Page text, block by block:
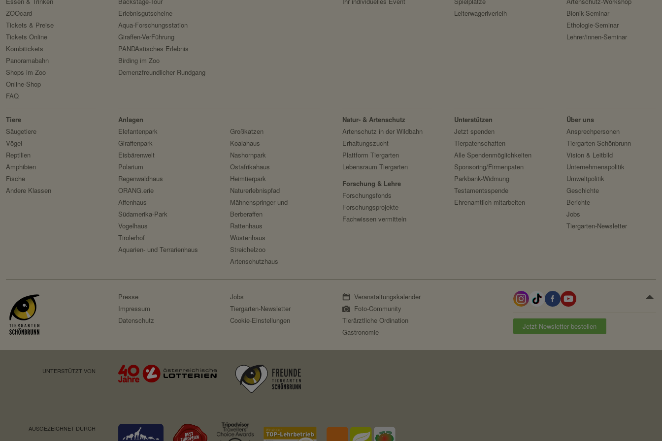
HTTP-Cookie:
Verwendungszweck:
Domain:
Speicherdauer:
Drittanbieter:
speichert Sytemnachrichten, die Benutzer angezeigt werden sollen.
Domain:
Fundraisingbox
Privacy Policy:
https://www.fundraisingbox.com/datenschutz/
Servicename:
Besitzer:
Stripe
Privacy Policy:
https://www.facebook.com/policy.php
Besitzer:
ZOOcard
Tickets & Preise
Tickets Online
Kombitickets
Panoramabahn
Shops im Zoo
Online-Shop
FAQ
Erlebnisgutscheine
Aqua-Forschungsstation
Giraffen-VerFührung
PANDAstisches Erlebnis
Birding im Zoo
Demenzfreundlicher Rundgang
Leiterwagerlverleih
Bionik-Seminar
Ethologie-Seminar
Lehrer/innen-Seminar
Tiere
Säugetiere
Vögel
Reptilien
Amphibien
Fische
Andere Klassen
Anlagen
Elefantenpark
Giraffenpark
Eisbärenwelt
Polarium
Regenwaldhaus
ORANG.erie
Affenhaus
Südamerika-Park
Vogelhaus
Tirolerhof
Aquarien- und Terrarienhaus
Großkatzen
Koalahaus
Nashornpark
Ostafrikahaus
Heimtierpark
Naturerlebnispfad
Mähnenspringer und
Berberaffen
Rattenhaus
Wüstenhaus
Streichelzoo
Artenschutzhaus
Natur- & Artenschutz
Artenschutz in der Wildbahn
Erhaltungszucht
Plattform Tiergarten
Lebensraum Tiergarten
Forschung & Lehre
Forschungsfonds
Forschungsprojekte
Fachwissen vermitteln
Unterstützen
Jetzt spenden
Tierpatenschaften
Alle Spendenmöglichkeiten
Sponsoring/Firmenpaten
Parkbank-Widmung
Testamentsspende
Ehrenamtlich mitarbeiten
Über uns
Ansprechpersonen
Tiergarten Schönbrunn
Vision & Leitbild
Unternehmenspolitik
Umweltpolitik
Geschichte
Berichte
Jobs
Tiergarten-Newsletter
Presse
Impressum
Datenschutz
Jobs
Tiergarten-Newsletter
Cookie-Einstellungen
Veranstaltungskalender
Foto-Community
Tierärztliche Ordination
Gastronomie
Jetzt Newsletter bestellen
UNTERSTÜTZT VON
AUSGEZEICHNET DURCH